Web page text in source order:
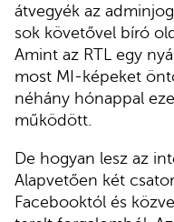
átvegyék az
sok követővel bíró
Amint az RTL egy
most MI-képeket
néhány hónappal
működött.
De hogyan lesz az
Alapvetően két
Facebooktól és